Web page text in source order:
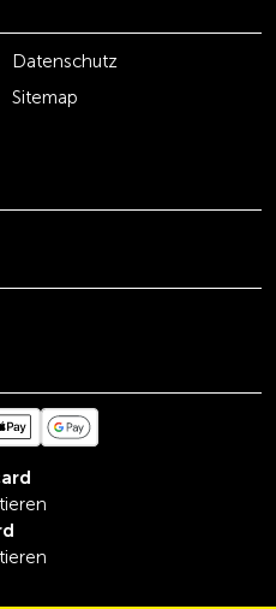
Datenschutz
Sitemap